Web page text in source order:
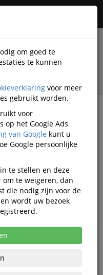
artikelen
Clair'oise
voor
om goed te
te kunnen
voor meer
gebruikt worden.
voor
op het Google Ads
van Google kunt u
Google persoonlijke
te stellen en deze
te weigeren, dan
die nodig zijn voor de
wordt uw bezoek